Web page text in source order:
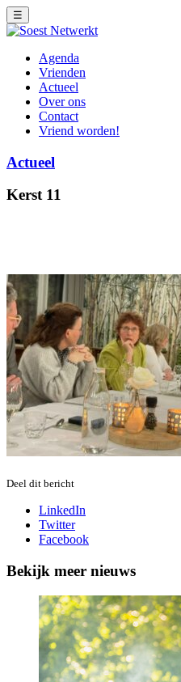
☰
Agenda
Vrienden
Actueel
Over ons
Contact
Vriend worden!
Actueel
Kerst 11
Deel dit bericht
LinkedIn
Twitter
Facebook
Bekijk meer nieuws